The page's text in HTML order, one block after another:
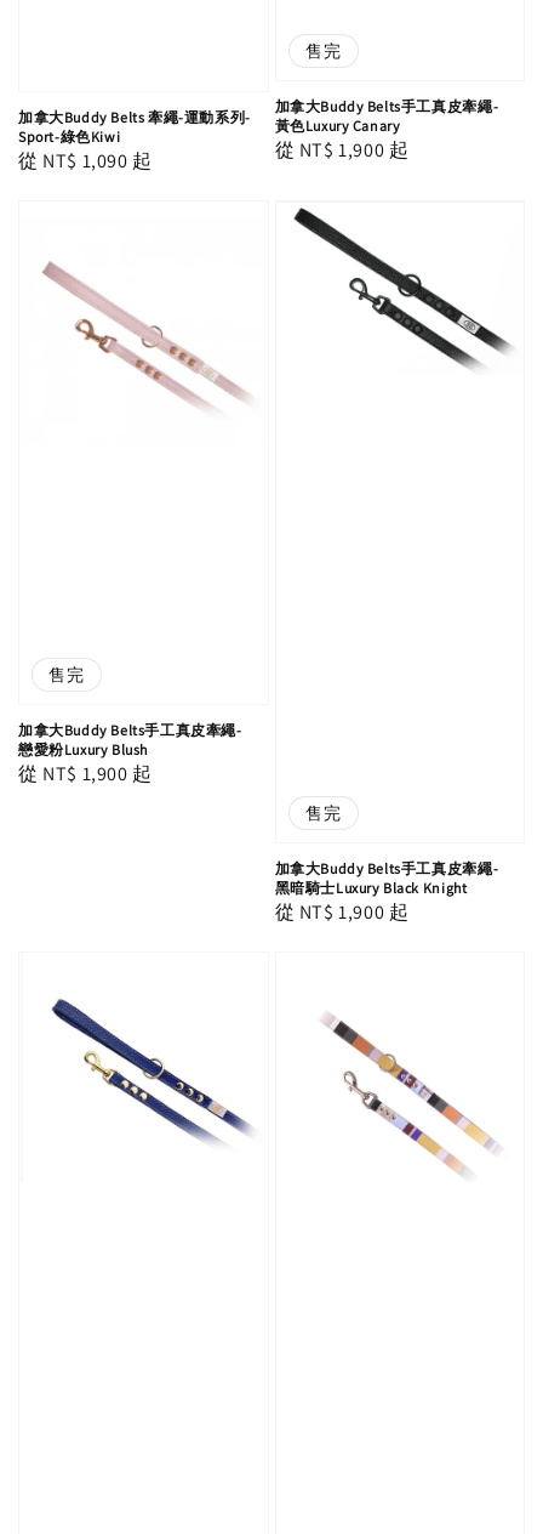
加拿大Buddy Belts 牽繩-運動系列-
Sport-綠色Kiwi
Regular
從 NT$ 1,090 起
售完
加拿大Buddy Belts手工真皮牽繩-
黃色Luxury Canary
Regular
從 NT$ 1,900 起
售完
加拿大Buddy Belts手工真皮牽繩-
戀愛粉Luxury Blush
Regular
從 NT$ 1,900 起
售完
加拿大Buddy Belts手工真皮牽繩-
黑暗騎士Luxury Black Knight
Regular
從 NT$ 1,900 起